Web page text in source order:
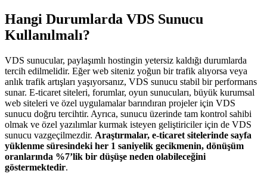
Hangi Durumlarda VDS Sunucu
Kullanılmalı?
VDS sunucular, paylaşımlı hostingin yetersiz kaldığı durumlarda
tercih edilmelidir. Eğer web siteniz yoğun bir trafik alıyorsa veya
anlık trafik artışları yaşıyorsanız, VDS sunucu stabil bir performans
sunar. E-ticaret siteleri, forumlar, oyun sunucuları, büyük kurumsal
web siteleri ve özel uygulamalar barındıran projeler için VDS
sunucu doğru tercihtir. Ayrıca, sunucu üzerinde tam kontrol sahibi
olmak ve özel yazılımlar kurmak isteyen geliştiriciler için de VDS
sunucu vazgeçilmezdir. Araştırmalar, e-ticaret sitelerinde sayfa
yüklenme süresindeki her 1 saniyelik gecikmenin, dönüşüm
oranlarında %7’lik bir düşüşe neden olabileceğini
göstermektedir.